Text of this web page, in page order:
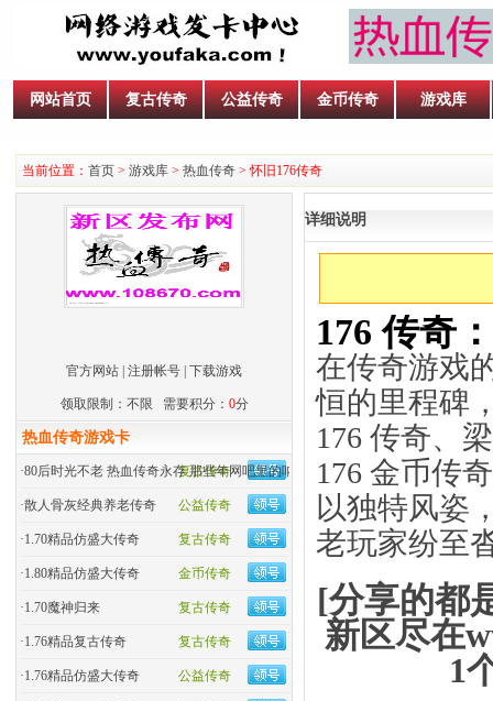
网站首页 复古传奇 公益传奇 金币传奇 游戏库
当前位置： 首页 > 游戏库 > 热血传奇 > 怀旧176传奇
官方网站 注册帐号 下载游戏
领取限制：不限 需要积分： 0分
热血传奇游戏卡
复古传奇
·80后时光不老 热血传奇永存 那些年网吧里的呐喊
公益传奇
·散人骨灰经典养老传奇
复古传奇
·1.70精品仿盛大传奇
金币传奇
·1.80精品仿盛大传奇
复古传奇
·1.70魔神归来
复古传奇
·1.76精品复古传奇
公益传奇
·1.76精品仿盛大传奇
详细说明
176 传奇
在传奇游戏
恒的里程碑
176 传奇、
176 金币传
以独特风姿
老玩家纷至
[分享的都
新区尽在
1